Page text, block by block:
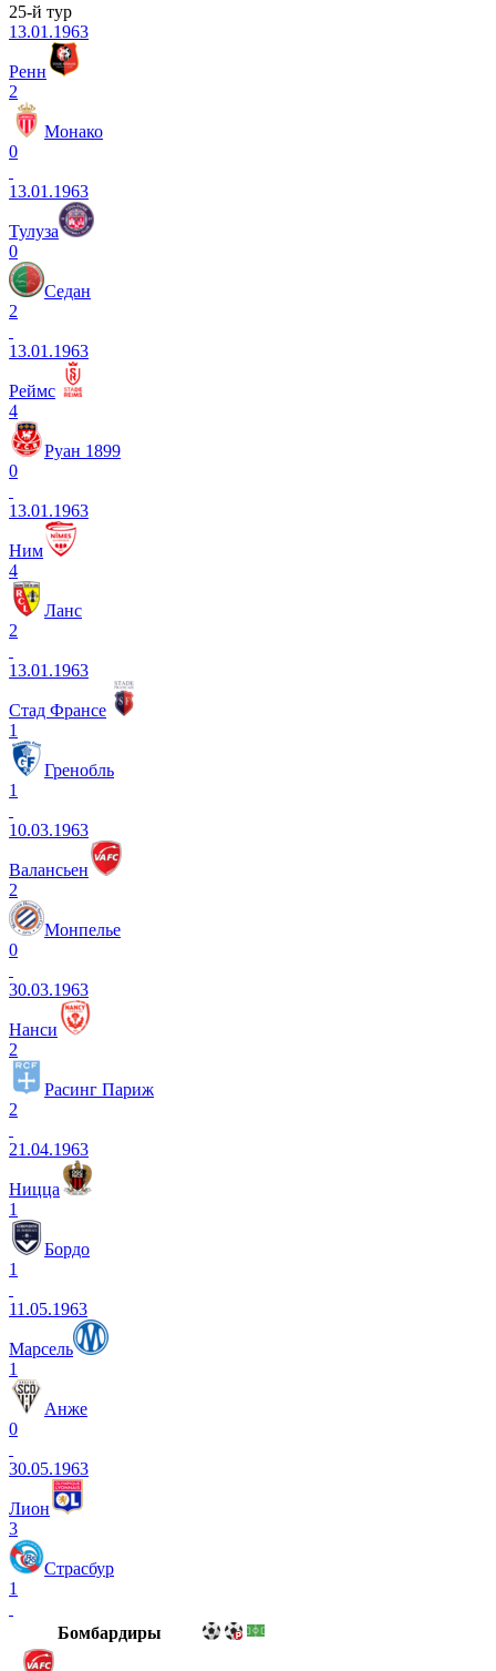
25-й тур
13.01.1963
Ренн
2
Монако
0
13.01.1963
Тулуза
0
Седан
2
13.01.1963
Реймс
4
Руан 1899
0
13.01.1963
Ним
4
Ланс
2
13.01.1963
Стад Франсе
1
Гренобль
1
10.03.1963
Валансьен
2
Монпелье
0
30.03.1963
Нанси
2
Расинг Париж
2
21.04.1963
Ницца
1
Бордо
1
11.05.1963
Марсель
1
Анже
0
30.05.1963
Лион
3
Страсбур
1
Бомбардиры